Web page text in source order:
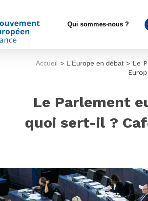
Qui sommes-nous ?
Accueil > L'Europe en débat > Le
Le Parlement
quoi sert-il ?